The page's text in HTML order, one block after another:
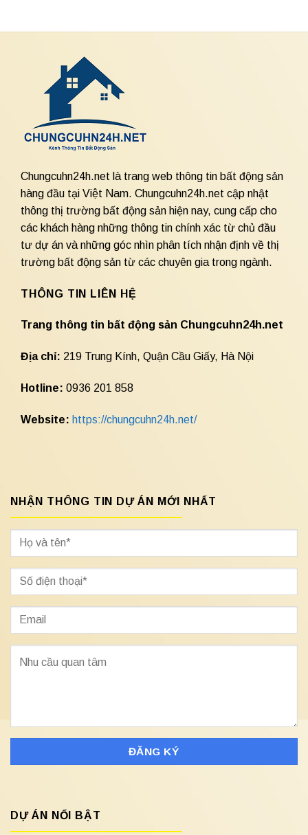
Chungcuhn24h.net là trang web thông tin bất động sản
hàng đầu tại Việt Nam. Chungcuhn24h.net cập nhật
thông thị trường bất động sản hiện nay, cung cấp cho
các khách hàng những thông tin chính xác từ chủ đầu
tư dự án và những góc nhìn phân tích nhận định về thị
trường bất động sản từ các chuyên gia trong ngành.
THÔNG TIN LIÊN HỆ
Trang thông tin bất động sản Chungcuhn24h.net
Địa chỉ: 219 Trung Kính, Quận Cầu Giấy, Hà Nội
Hotline: 0936 201 858
Website: https://chungcuhn24h.net/
NHẬN THÔNG TIN DỰ ÁN MỚI NHẤT
DỰ ÁN NỔI BẬT